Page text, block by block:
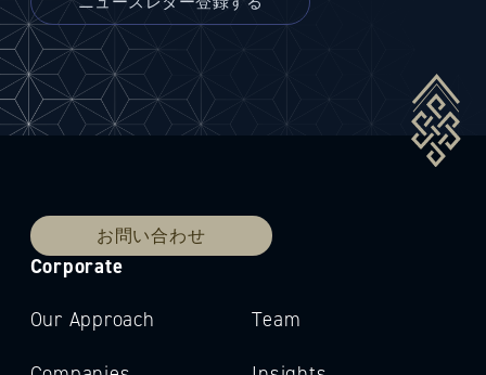
お問い合わせ
Corporate
Our Approach Team